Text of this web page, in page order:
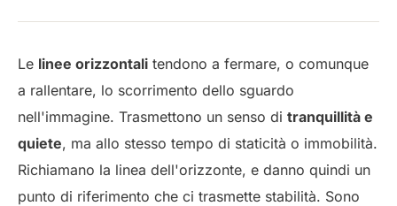
Le linee orizzontali tendono a fermare, o comunque
a rallentare, lo scorrimento dello sguardo
nell'immagine. Trasmettono un senso di tranquillità e
quiete, ma allo stesso tempo di staticità o immobilità.
Richiamano la linea dell'orizzonte, e danno quindi un
punto di riferimento che ci trasmette stabilità. Sono